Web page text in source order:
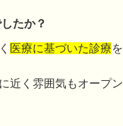
たか？
医療に基づいた診療を
近く雰囲気もオープン